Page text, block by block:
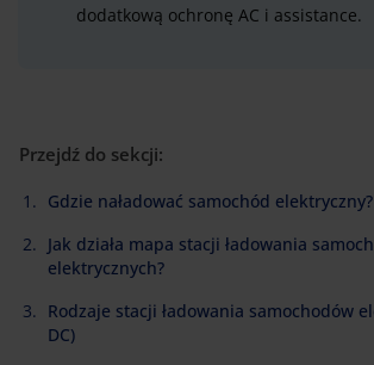
dodatkową ochronę AC i assistance.
Przejdź do sekcji:
Gdzie naładować samochód elektryczny?
Jak działa mapa stacji ładowania
elektrycznych?
Rodzaje stacji ładowania samochodów
DC)